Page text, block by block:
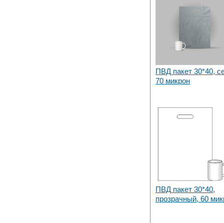
ПВД пакет 30*40,
70 микрон
ПВД пакет 30*40,
прозрачный, 60